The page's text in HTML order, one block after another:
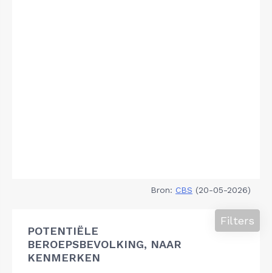
Bron: CBS (20-05-2026)
POTENTIËLE
BEROEPSBEVOLKING, NAAR
KENMERKEN
Filters